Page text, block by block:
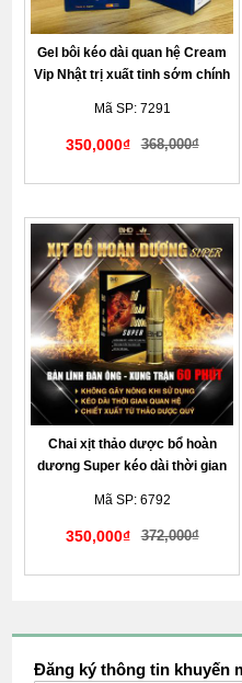
Gel bôi kéo dài quan hệ Cream
Vip Nhật trị xuất tinh sớm chính
Mã SP: 7291
350,000₫ 368,000₫
Chai xịt thảo dược bổ hoàn
dương Super kéo dài thời gian
Mã SP: 6792
350,000₫ 372,000₫
Đăng ký thông tin khuyến